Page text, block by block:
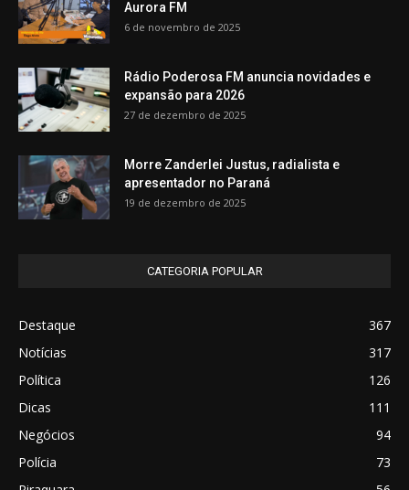
Aurora FM
6 de novembro de 2025
Rádio Poderosa FM anuncia novidades e
expansão para 2026
27 de dezembro de 2025
Morre Zanderlei Justus, radialista e
apresentador no Paraná
19 de dezembro de 2025
CATEGORIA POPULAR
Destaque
367
Notícias
317
Política
126
Dicas
111
Negócios
94
Polícia
73